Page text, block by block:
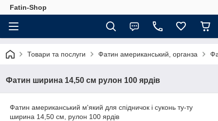
Fatin-Shop
Товари та послуги Фатин американський, органза
Фатин ширина 14,50 см рулон 100 ярдів
Фатин американський м'який для спідничок і суконь ту-ту
ширина 14,50 см, рулон 100 ярдів